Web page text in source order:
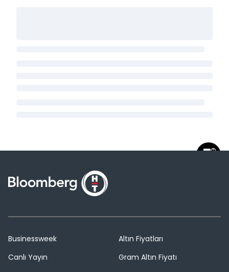
Businessweek
Canlı Yayın
Altın Fiyatları
Gram Altın Fiyatı